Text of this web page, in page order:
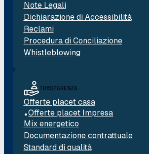
TRASPARENZA
Offerte placet casa
Offerte placet Impresa
Mix energetico
Documentazione contrattuale
Standard di qualità
Note Legali
Dichiarazione di Accessibilità
Reclami
Procedura di Conciliazione
Whistleblowing